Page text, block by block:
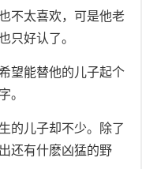
不太喜欢，可是他老
只好认了。
望能替他的儿子起个
。
的儿子却不少。除了
还有什麽凶猛的野